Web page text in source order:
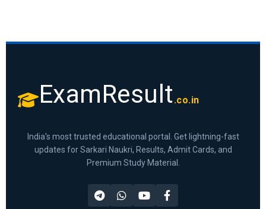
ExamResult .co.in
India's most trusted educational portal. Get lightning-fast
updates for Sarkari Naukri, Results, Admit Cards, and
Premium Study Material.